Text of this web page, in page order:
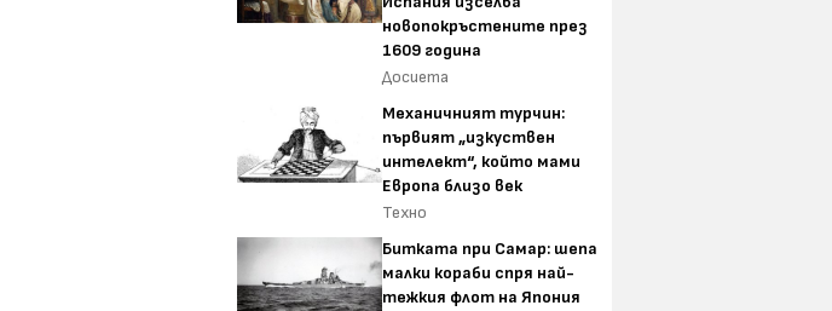
новопокръстените през
1609 година
Досиета
Механичният турчин:
първият „изкуствен
интелект“, който мами
Европа близо век
Техно
Битката при Самар: шепа
малки кораби спря най-
тежкия флот на Япония